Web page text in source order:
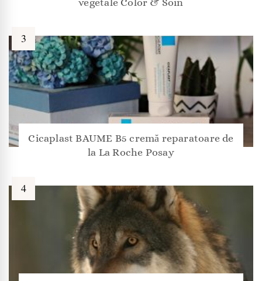
Cicaplast BAUME B5 cremă reparatoare de
la La Roche Posay